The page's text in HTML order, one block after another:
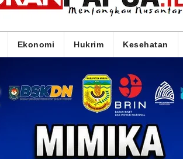
Ekonomi Hukrim Kesehatan